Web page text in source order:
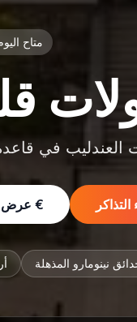
متاح
في
عرض 34 €
نينومارو المذهلة